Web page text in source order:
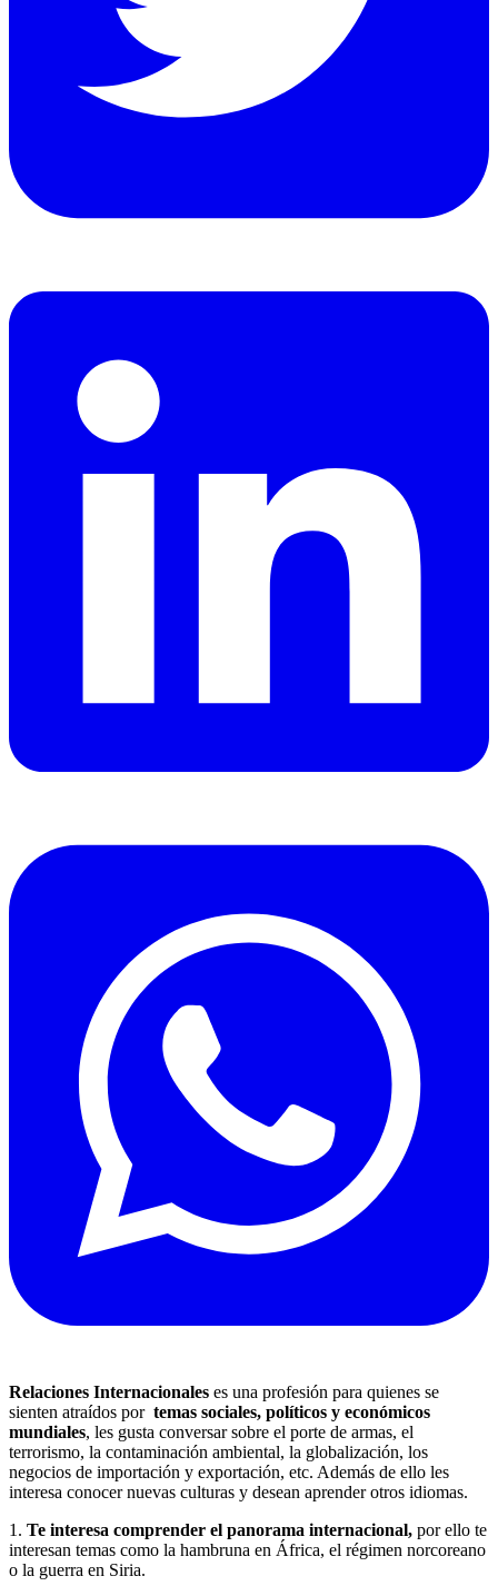
Relaciones Internacionales es una profesión para quienes se
sienten atraídos por temas sociales, políticos y económicos
mundiales, les gusta conversar sobre el porte de armas, el
terrorismo, la contaminación ambiental, la globalización, los
negocios de importación y exportación, etc. Además de ello les
interesa conocer nuevas culturas y desean aprender otros idiomas.
1. Te interesa comprender el panorama internacional, por ello te
interesan temas como la hambruna en África, el régimen norcoreano
o la guerra en Siria.